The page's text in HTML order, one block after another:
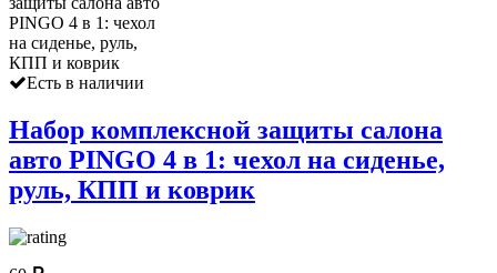
Есть в наличии
Набор комплексной защиты салона
авто PINGO 4 в 1: чехол на сиденье,
руль, КПП и коврик